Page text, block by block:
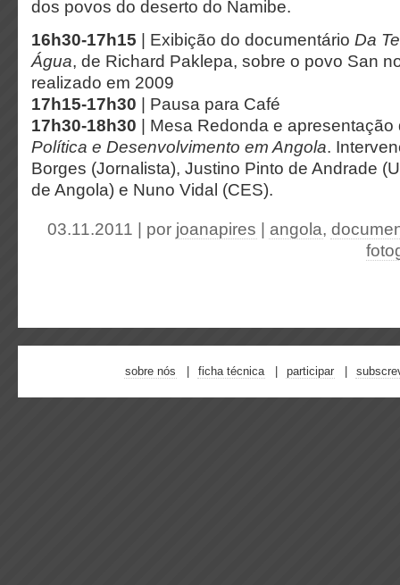
dos povos do deserto do Namibe.
16h30-17h15 | Exibição do documentário Da
Água, de Richard Paklepa, sobre o povo San
realizado em 2009
17h15-17h30 | Pausa para Café
17h30-18h30 | Mesa Redonda e
Política e Desenvolvimento em Angola.
Borges (Jornalista), Justino Pinto de Andrade
de Angola) e Nuno Vidal (CES).
03.11.2011 | por joanapires angola,
sobre nós ficha técnica participar